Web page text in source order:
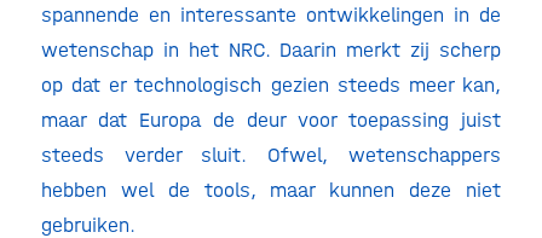
spannende en interessante ontwikkelingen in de
wetenschap in het NRC. Daarin merkt zij scherp
op dat er technologisch gezien steeds meer kan,
maar dat Europa de deur voor toepassing juist
steeds verder sluit. Ofwel, wetenschappers
hebben wel de tools, maar kunnen deze niet
gebruiken.